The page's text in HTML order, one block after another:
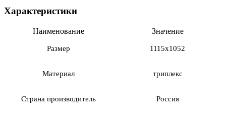
Характеристики
Наименование Значение
Размер 1115х1052
Материал триплекс
Страна производитель Россия